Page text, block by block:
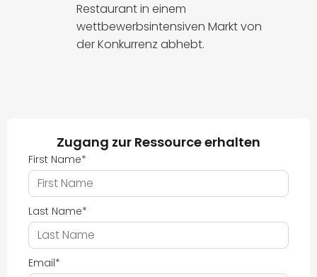
Restaurant in einem
wettbewerbsintensiven Markt von
der Konkurrenz abhebt.
Zugang zur Ressource erhalten
First Name*
Last Name*
Email*